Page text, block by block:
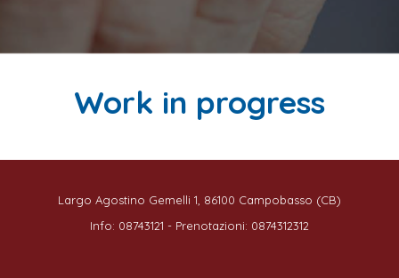
Work in progress
Largo Agostino Gemelli 1, 86100 Campobasso (CB)
Info: 08743121 - Prenotazioni: 0874312312